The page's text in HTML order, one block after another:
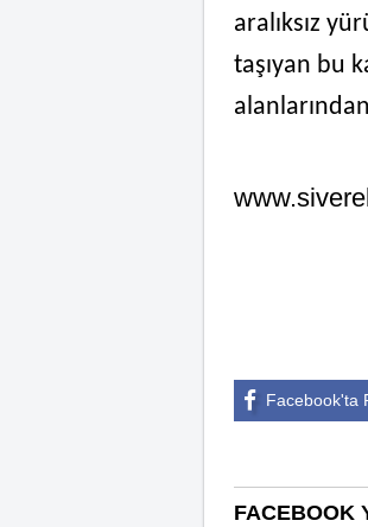
aralıksız
taşıyan bu
Facebook'ta
FACEBOOK